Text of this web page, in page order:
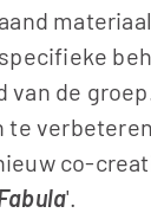
van de
te
co-
'.